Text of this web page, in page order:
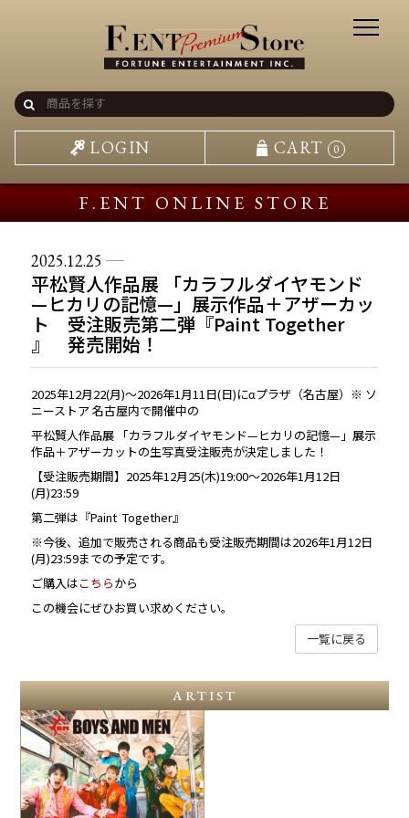
LOGIN CART 0
F.ENT ONLINE STORE
2025.12.25
平松賢人作品展 「カラフルダイヤモンド
—ヒカリの記憶—」展示作品＋アザーカッ
ト 受注販売第二弾『Paint Together
』 発売開始！
2025年12月22(月)～2026年1月11日(日)にαプラザ（名古屋）※ ソ
ニーストア 名古屋内で開催中の
平松賢人作品展 「カラフルダイヤモンド—ヒカリの記憶—」展示
作品＋アザーカットの生写真受注販売が決定しました！
【受注販売期間】2025年12月25(木)19:00〜2026年1月12日
(月)23:59
第二弾は『Paint Together』
※今後、追加で販売される商品も受注販売期間は2026年1月12日
(月)23:59までの予定です。
ご購入はこちらから
この機会にぜひお買い求めください。
一覧に戻る
ARTIST